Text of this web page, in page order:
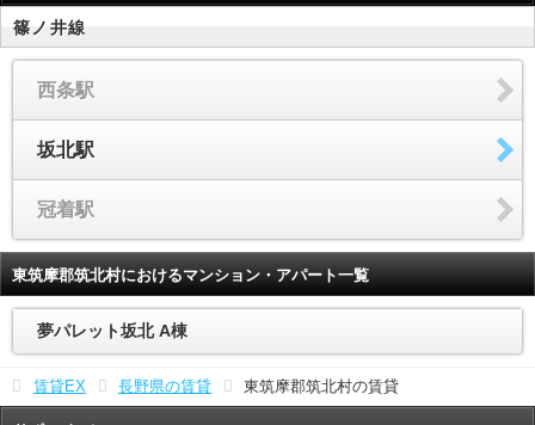
篠ノ井線
西条駅
坂北駅
冠着駅
東筑摩郡筑北村におけるマンション・アパート一覧
夢パレット坂北 A棟
賃貸EX 長野県の賃貸 東筑摩郡筑北村の賃貸